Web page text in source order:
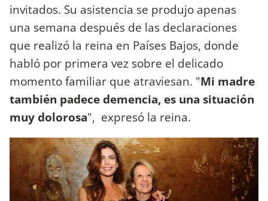
invitados. Su asistencia se produjo apenas
una semana después de las declaraciones
que realizó la reina en Países Bajos, donde
habló por primera vez sobre el delicado
momento familiar que atraviesan. "Mi madre
también padece demencia, es una situación
muy dolorosa", expresó la reina.